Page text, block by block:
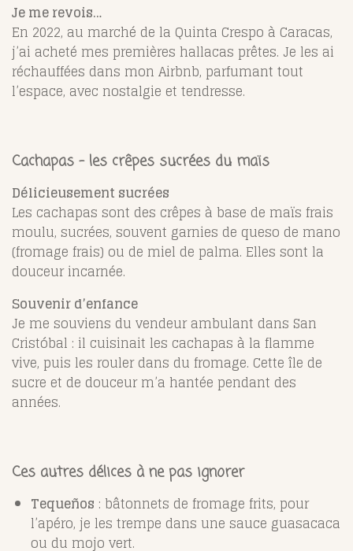
Je me revois…
En 2022, au marché de la Quinta Crespo à Caracas,
j’ai acheté mes premières hallacas prêtes. Je les ai
réchauffées dans mon Airbnb, parfumant tout
l’espace, avec nostalgie et tendresse.
Cachapas – les crêpes sucrées du maïs
Délicieusement sucrées
Les cachapas sont des crêpes à base de maïs frais
moulu, sucrées, souvent garnies de queso de mano
(fromage frais) ou de miel de palma. Elles sont la
douceur incarnée.
Souvenir d’enfance
Je me souviens du vendeur ambulant dans San
Cristóbal : il cuisinait les cachapas à la flamme
vive, puis les rouler dans du fromage. Cette île de
sucre et de douceur m’a hantée pendant des
années.
Ces autres délices à ne pas ignorer
Tequeños : bâtonnets de fromage frits, pour
l’apéro, je les trempe dans une sauce guasacaca
ou du mojo vert.